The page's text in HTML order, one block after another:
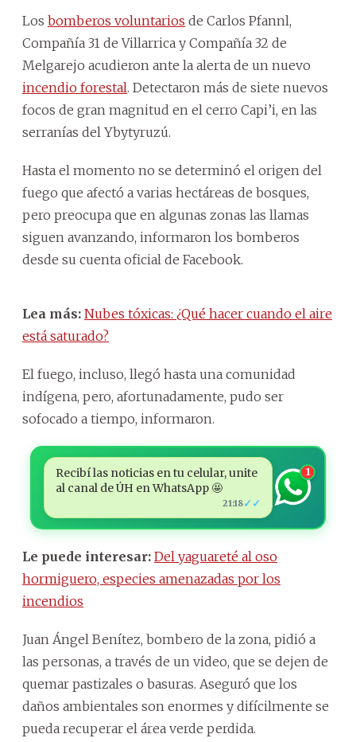
Los bomberos voluntarios de Carlos Pfannl,
Compañía 31 de Villarrica y Compañía 32 de
Melgarejo acudieron ante la alerta de un nuevo
incendio forestal. Detectaron más de siete nuevos
focos de gran magnitud en el cerro Capi’i, en las
serranías del Ybytyruzú.
Hasta el momento no se determinó el origen del
fuego que afectó a varias hectáreas de bosques,
pero preocupa que en algunas zonas las llamas
siguen avanzando, informaron los bomberos
desde su cuenta oficial de Facebook.
Lea más: Nubes tóxicas: ¿Qué hacer cuando el aire
está saturado?
El fuego, incluso, llegó hasta una comunidad
indígena, pero, afortunadamente, pudo ser
sofocado a tiempo, informaron.
Recibí las noticias en tu celular, unite
al canal de ÚH en WhatsApp 🤩
21:18✓✓
1
Le puede interesar: Del yaguareté al oso
hormiguero, especies amenazadas por los
incendios
Juan Ángel Benítez, bombero de la zona, pidió a
las personas, a través de un video, que se dejen de
quemar pastizales o basuras. Aseguró que los
daños ambientales son enormes y difícilmente se
pueda recuperar el área verde perdida.